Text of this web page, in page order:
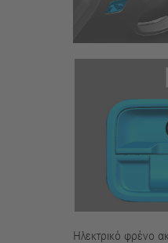
Ηλεκτρικό φρένο